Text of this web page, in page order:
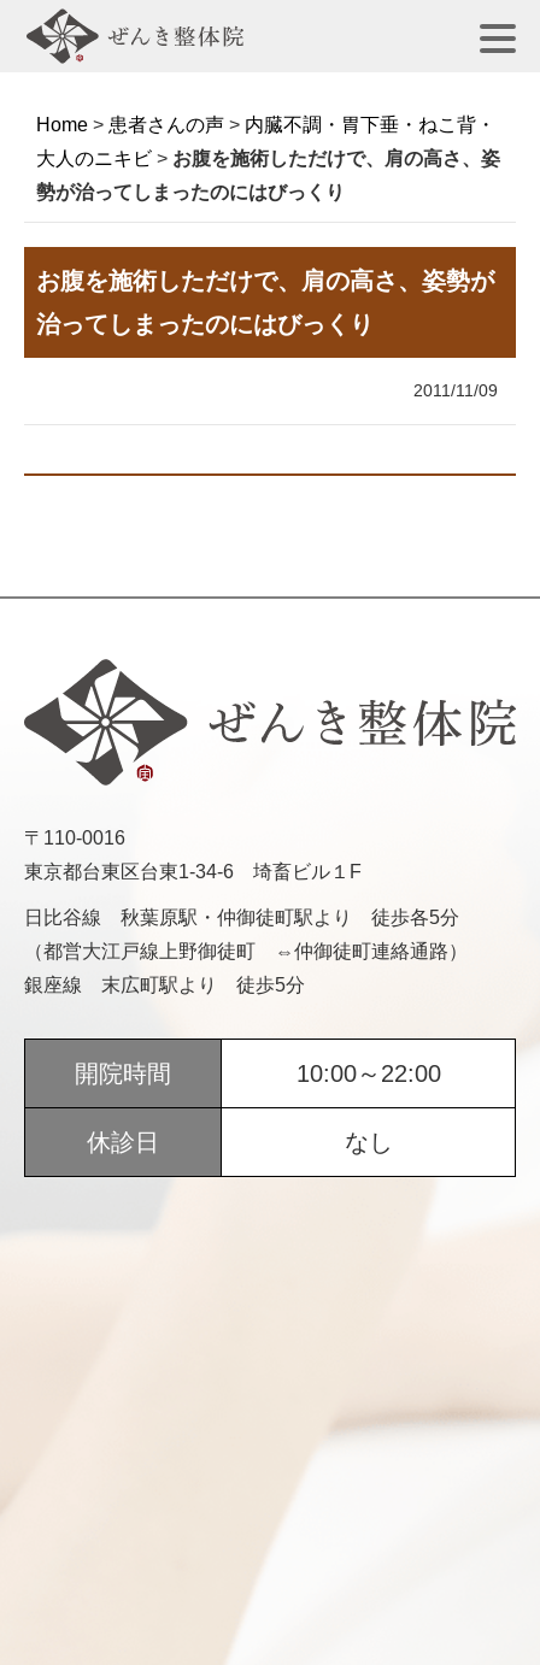
Home > 患者さんの声 > 内臓不調・胃下垂・ねこ背・
大人のニキビ > お腹を施術しただけで、肩の高さ、姿
勢が治ってしまったのにはびっくり
お腹を施術しただけで、肩の高さ、姿勢が
治ってしまったのにはびっくり
2011/11/09
〒110-0016
東京都台東区台東1-34-6 埼畜ビル１F
日比谷線 秋葉原駅・仲御徒町駅より 徒歩各5分
（都営大江戸線上野御徒町 ⇔仲御徒町連絡通路）
銀座線 末広町駅より 徒歩5分
開院時間 10:00～22:00
休診日 なし